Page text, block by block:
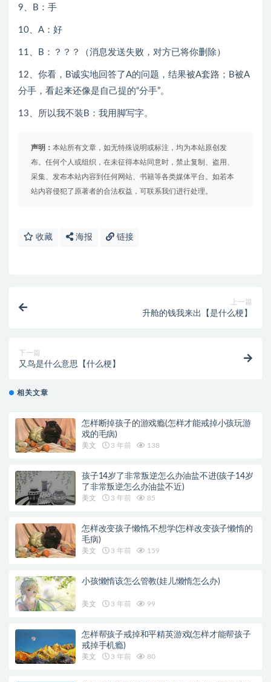
9、B：手
10、A：好
11、B：？？？（消息发送失败，对方已将你删除）
12、你看，B诚实地回答了A的问题，结果被A套路；B被A
分手，看起来还像是自己提的“分手”。
13、所以我不装B：我用脚写字。
声明： 本站所有文章，如无特殊说明或标注，均为本站原创发
布。任何个人或组织，在未征得本站同意时，禁止复制、盗用、
采集、发布本站内容到任何网站、书籍等各类媒体平台。如若本
站内容侵犯了原著者的合法权益，可联系我们进行处理。
收藏 海报 链接
上一篇
升舱的钱我来出【是什么梗】
下一篇
又鸟是什么意思【什么梗】
相关文章
怎样断掉孩子的游戏瘾(怎样才能戒掉小孩玩游
戏的毛病)
美文 3 年前 138
孩子14岁了非常叛逆怎么办油盐不进(孩子14岁
了非常叛逆怎么办油盐不近)
美文 3 年前 85
怎样改变孩子懒惰,不想学(怎样改变孩子懒惰的
毛病)
美文 3 年前 159
小孩懒惰该怎么管教(娃儿懒惰怎么办)
美文 3 年前 99
怎样帮孩子戒掉和平精英游戏(怎样才能帮孩子
戒掉手机瘾)
美文 3 年前 80